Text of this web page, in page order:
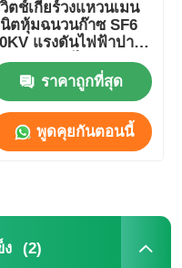
ตช์เกียร์วงแหวนเมน
ตหุ้มฉนวนก๊าซ SF6
แรงดันไฟฟ้าปาน
กลาง กระแสไฟ 630A
3150Aราคาถูกที่สุด
พูดคุยกันตอนนี้
(2)